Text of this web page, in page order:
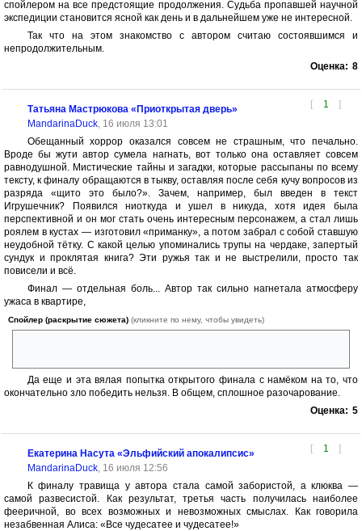
спойлером на все предстоящие продолжения. Судьба пропавшей научной
экспедиции становится ясной как день и в дальнейшем уже не интересной.
Так что на этом знакомство с автором считаю состоявшимся и
непродолжительным.
Оценка: 8
[ 1 ]
Татьяна Мастрюкова «Приоткрытая дверь»
MandarinaDuck, 16 июля 13:01
Обещанный хоррор оказался совсем не страшным, что печально.
Вроде бы жути автор сумела нагнать, вот только она оставляет совсем
равнодушной. Мистические тайны и загадки, которые рассыпаны по всему
тексту, к финалу обращаются в тыкву, оставляя после себя кучу вопросов из
разряда «щито это было?». Зачем, например, был введен в текст
Игрушечник? Появился ниоткуда и ушел в никуда, хотя идея была
перспективной и он мог стать очень интересным персонажем, а стал лишь
роялем в кустах — изготовил «приманку», а потом забрал с собой ставшую
неудобной тётку. С какой целью упоминались трупы на чердаке, запертый
сундук и проклятая книга? Эти ружья так и не выстрелили, просто так
повисели и всё.
Финал — отдельная боль... Автор так сильно нагнетала атмосферу
ужаса в квартире,
Спойлер (раскрытие сюжета) (кликните по нему, чтобы увидеть)
Да еще и эта вялая попытка открытого финала с намёком на то, что
окончательно зло победить нельзя. В общем, сплошное разочарование.
Оценка: 5
[ 1 ]
Екатерина Насута «Эльфийский апокалипсис»
MandarinaDuck, 16 июля 12:56
К финалу травища у автора стала самой забористой, а клюква —
самой развесистой. Как результат, третья часть получилась наиболее
фееричной, во всех возможных и невозможных смыслах. Как говорила
незабвенная Алиса: «Все чудесатее и чудесатее!»